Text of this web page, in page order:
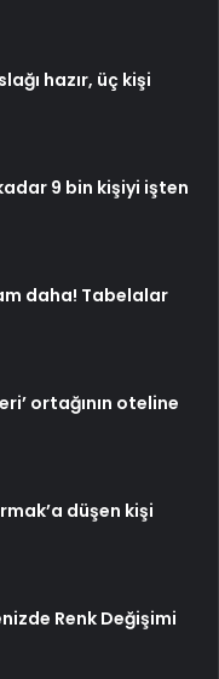
hazır, üç kişi
9 bin kişiyi işten
daha! Tabelalar
ortağının oteline
düşen kişi
Renk Değişimi